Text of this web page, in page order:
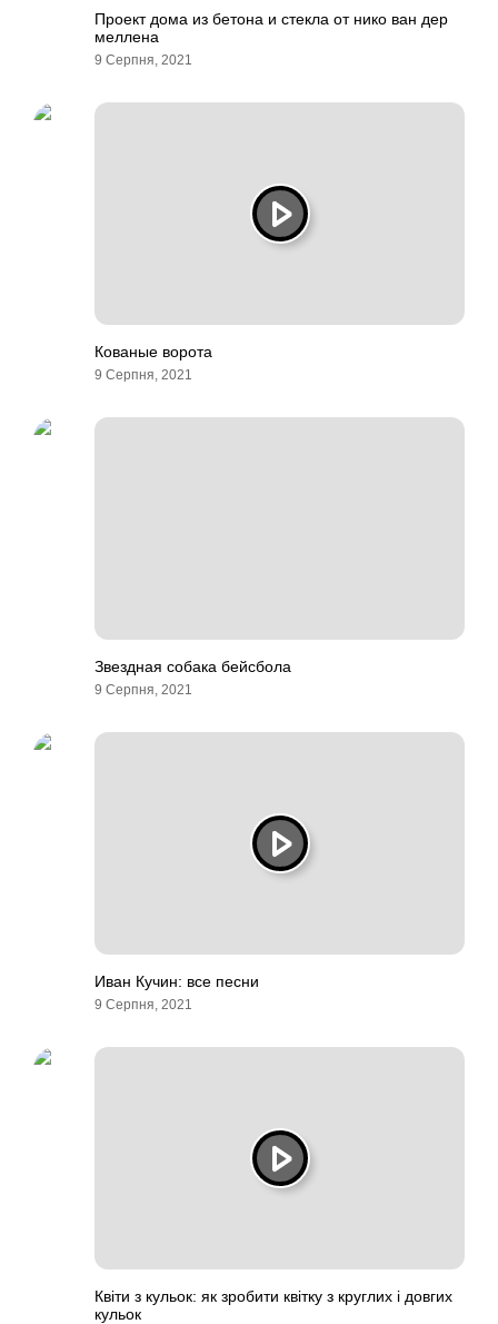
Проект дома из бетона и стекла от нико ван дер
меллена
9 Серпня, 2021
Кованые ворота
9 Серпня, 2021
Звездная собака бейсбола
9 Серпня, 2021
Иван Кучин: все песни
9 Серпня, 2021
Квіти з кульок: як зробити квітку з круглих і довгих
кульок